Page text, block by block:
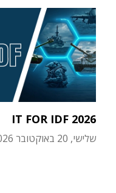
IT FOR IDF 2026
שלישי, 20 באוקטובר 2026